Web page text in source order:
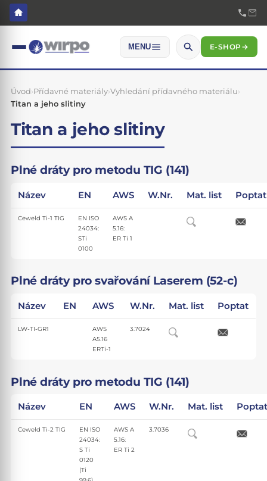
MENU E-SHOP→
Úvod›Přídavné materiály›Vyhledání přídavného materiálu›
Titan a jeho slitiny
Titan a jeho slitiny
Plné dráty pro metodu TIG (141)
Název EN AWS W.Nr. Mat. list Poptat
Ceweld Ti-1 TIG
EN ISO
24034:
STi
0100
AWS A
5.16:
ER Ti 1
Plné dráty pro svařování Laserem (52-c)
Název EN AWS W.Nr. Mat. list Poptat
LW-TI-GR1
AWS
A5.16
ERTi-1
3.7024
Plné dráty pro metodu TIG (141)
Název EN AWS W.Nr. Mat. list
Ceweld Ti-2 TIG
EN ISO
24034:
S Ti
0120
(Ti
AWS A
5.16:
ER Ti 2
3.7036